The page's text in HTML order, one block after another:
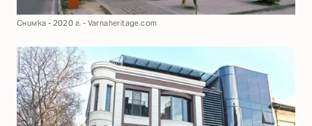
Снимка - 2020 г. - Varnaheritage.com